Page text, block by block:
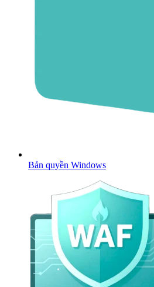
Bản quyền Windows